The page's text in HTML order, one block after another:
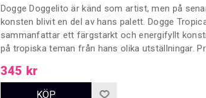
Dogge Doggelito är känd som artist, men på
konsten blivit en del av hans palett. Dogge
sammanfattar ett färgstarkt och energifyllt
på tropiska teman från hans olika utställningar.
ett slags visuell version av den rapkultur många
345 kr